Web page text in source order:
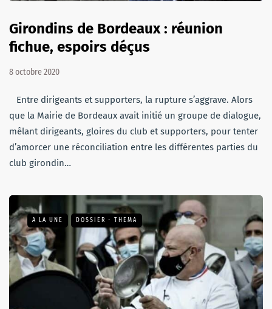
Girondins de Bordeaux : réunion
fichue, espoirs déçus
8 octobre 2020
Entre dirigeants et supporters, la rupture s’aggrave. Alors
que la Mairie de Bordeaux avait initié un groupe de dialogue,
mêlant dirigeants, gloires du club et supporters, pour tenter
d’amorcer une réconciliation entre les différentes parties du
club girondin…
A LA UNE DOSSIER - THEMA